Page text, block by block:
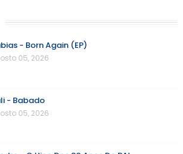
- Born Again (EP)
05, 2026
- Babado
05, 2026